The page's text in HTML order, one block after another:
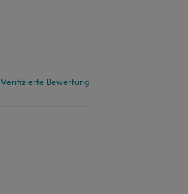
Verifizierte Bewertung